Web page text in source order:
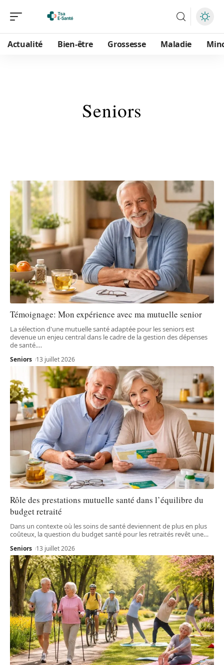
Actualité Bien-être Grossesse Maladie
Seniors
Témoignage: Mon expérience avec ma mutuelle senior
La sélection d'une mutuelle santé adaptée pour les seniors est
devenue un enjeu central dans le cadre de la gestion des dépenses
de santé.…
Seniors 13 juillet 2026
Rôle des prestations mutuelle santé dans l’équilibre du
budget retraité
Dans un contexte où les soins de santé deviennent de plus en plus
coûteux, la question du budget santé pour les retraités revêt une…
Seniors 13 juillet 2026